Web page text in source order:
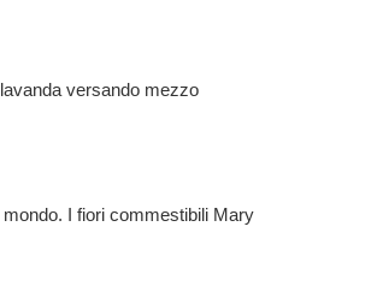
versando mezzo
I fiori commestibili Mary